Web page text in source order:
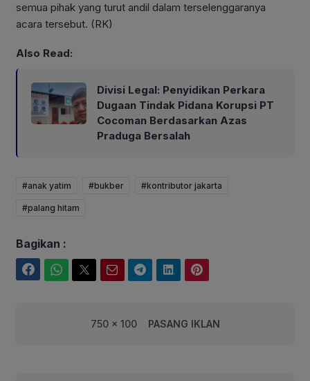
semua pihak yang turut andil dalam terselenggaranya
acara tersebut. (RK)
Also Read:
Divisi Legal: Penyidikan Perkara
Dugaan Tindak Pidana Korupsi PT
Cocoman Berdasarkan Azas
Praduga Bersalah
#anak yatim #bukber #kontributor jakarta
#palang hitam
Bagikan :
750 x 100 PASANG IKLAN